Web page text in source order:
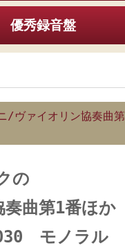
優秀録音盤
/ヴァイオリン協奏曲
の
曲第1番ほか
モノラル